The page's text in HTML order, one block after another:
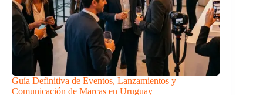
Guía Definitiva de Eventos, Lanzamientos y
Comunicación de Marcas en Uruguay